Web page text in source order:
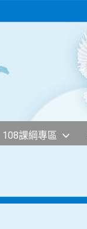
108課綱專區